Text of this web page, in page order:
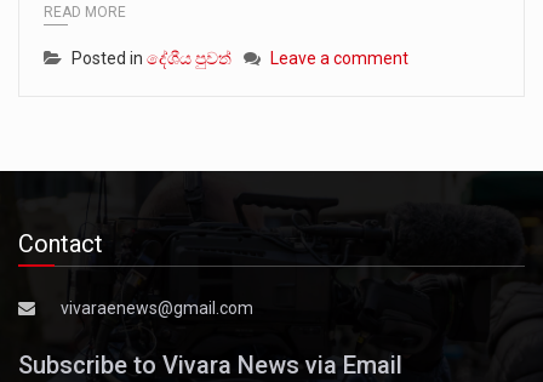
READ MORE
Posted in දේශීය පුවත් Leave a comment
Contact
vivaraenews@gmail.com
Subscribe to Vivara News via Email